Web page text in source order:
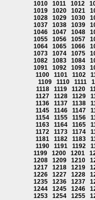
1010
1011 1012
1019
1020 1021
1028
1029 1030
1037
1038 1039
1046
1047 1048
1055
1056 1057
1064
1065 1066
1073
1074 1075
1082
1083 1084
1091
1092 1093
1100
1101 1102
1109
1110 1111
1118
1119 1120
1127
1128 1129
1136
1137 1138
1145
1146 1147
1154
1155 1156
1163
1164 1165
1172
1173 1174
1181
1182 1183
1190
1191 1192
1199
1200 1201
1208
1209 1210
1217
1218 1219
1226
1227 1228
1235
1236 1237
1244
1245 1246
1253
1254 1255